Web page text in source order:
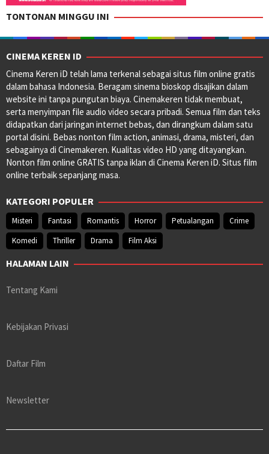
TONTONAN MINGGU INI
CINEMA KEREN ID
Cinema Keren iD telah lama terkenal sebagai situs film online gratis
dalam bahasa Indonesia. Beragam sinema bioskop disajikan dalam
website ini tanpa pungutan biaya. Cinemakeren tidak membuat,
serta menyimpan file audio video secara pribadi. Semua film dan teks
didapatkan dari jaringan internet bebas, dan dirangkum dalam satu
portal disini. Bebas nonton film action, animasi, drama, misteri, dan
sebagainya di Cinemakeren. Kualitas video HD yang ditayangkan.
Nonton film online GRATIS tanpa iklan di Cinema Keren iD. Situs film
online terbaik sepanjang masa.
KATEGORI POPULER
Misteri Fantasi Romantis Horror Petualangan
Crime
Komedi
Thriller Drama Film Aksi
HALAMAN LAIN
Tentang Kami
Kebijakan Privasi
Daftar Film
Newsletter